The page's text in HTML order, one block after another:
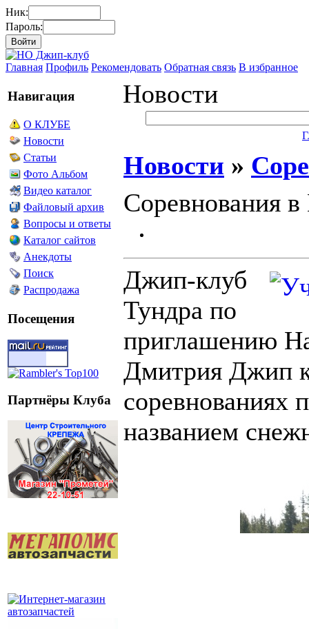
Ник:
Пароль:
Главная Профиль Рекомендовать Обратная связь В избранное
Навигация
О КЛУБЕ
Новости
Статьи
Фото Альбом
Видео каталог
Файловый архив
Вопросы и ответы
Каталог сайтов
Анекдоты
Поиск
Распродажа
Посещения
Партнёры Клуба
Новости
Новости »
Соревнования
Джип-клуб
Тундра по
приглашению
Дмитрия Джип
соревнованиях
названием